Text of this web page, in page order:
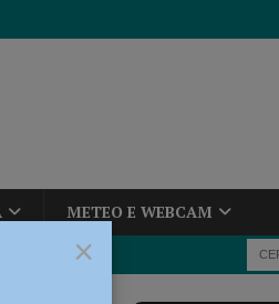
METEO E WEBCAM
×